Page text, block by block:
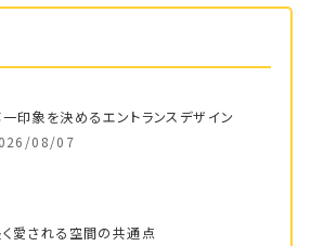
印象を決めるエントランスデザイン
08/07
愛される空間の共通点